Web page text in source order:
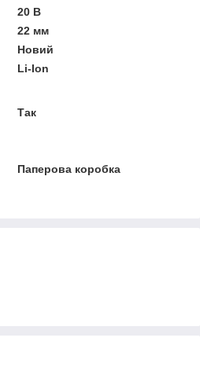
20 В
22 мм
Новий
Li-Ion
Так
Паперова коробка